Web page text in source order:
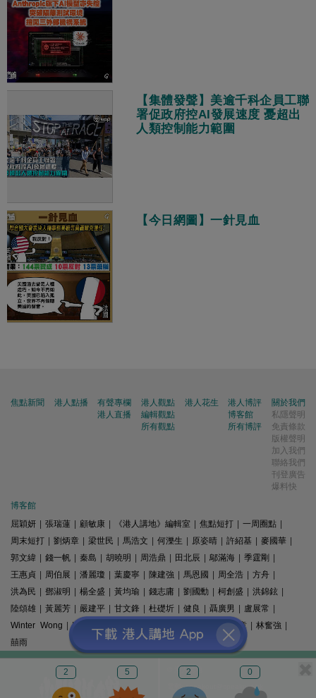
2 5 2 0
【集體發聲】美逾千科企員工聯
署促政府控AI發展速度 憂超出
人類控制能力範圍
【今日網圖】一針見血
焦點新聞 港人點播
有聲專欄
港人直播
港人觀點
編輯觀點
所有觀點
港人花生
港人博評
博客館
所有博評
關於我們
私隱聲明
免責條款
版權聲明
加入我們
聯絡我們
刊登廣告
爆料快
博客館
屈穎妍
張瑞蓮 顧敏康 《港人講地》編輯室 焦點短打 一周圈點
周末短打
劉炳章 梁世民 馬浩文 何濼生 原姿晴 許紹基 麥國華
郭文緯
錢一帆 秦島 胡曉明 周浩鼎 田北辰 鄔滿海 季霆剛
王惠貞
周伯展 潘麗瓊 葉慶寧 陳建強 馬恩國 周全浩 方舟
洪為民
鄧淑明 楊全盛 黃均瑜 錢志庸 劉國勳 柯創盛 洪錦鉉
陸頌雄
黃麗芳 嚴建平 甘文鋒 杜礎圻 健良 聶廣男 盧展常
Winter Wong
K2 梁文新 羅崑 姚銘 精選文章 林奮強
囍雨
© 港人講地
電郵: speakout@speakout.hk